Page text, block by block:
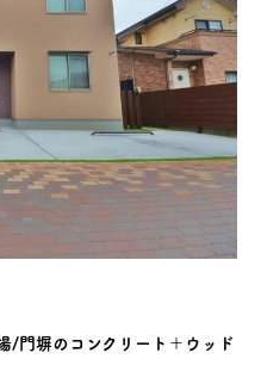
/門塀のコンクリート＋ウッド